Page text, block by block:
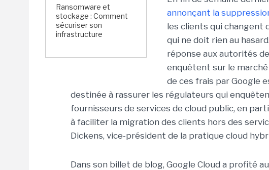
Ransomware et
stockage : Comment
sécuriser son
infrastructure
annonçant la
les clients qui changent
qui ne doit rien au
réponse aux autorités
enquêtent sur le marché
de ces frais par Google
destinée à rassurer les régulateurs qui
fournisseurs de services de cloud public, en
à faciliter la migration des clients hors des
Dickens, vice-président de la pratique cloud
Dans son billet de blog, Google Cloud a profité